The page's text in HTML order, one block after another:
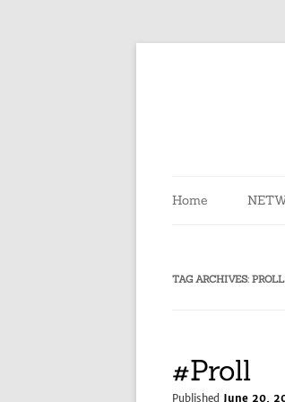
Skip
Home
TAG ARCHIVES: PROLL
#Proll
Published June 20,